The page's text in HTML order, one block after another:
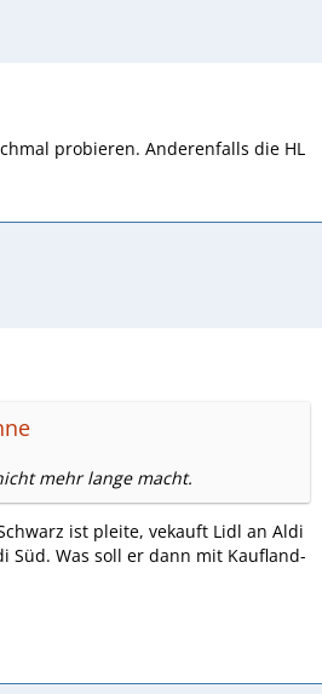
probieren. Anderenfalls die HL
mehr lange macht.
ist pleite, vekauft Lidl an Aldi
Süd. Was soll er dann mit Kaufland-